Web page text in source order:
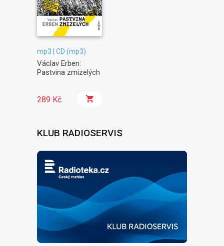
mp3 | CD (mp3)
Václav Erben:
Pastvina zmizelých
289 Kč
KLUB RADIOSERVIS